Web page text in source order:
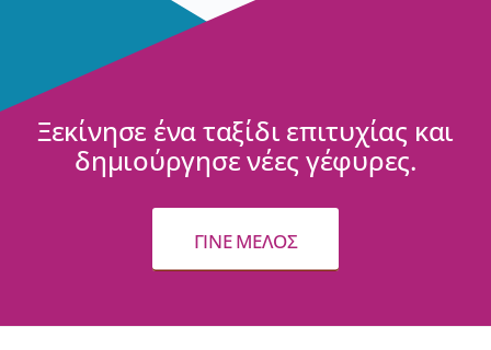
Ξεκίνησε ένα ταξίδι επιτυχίας και
δημιούργησε νέες γέφυρες.
ΓΙΝΕ ΜΕΛΟΣ